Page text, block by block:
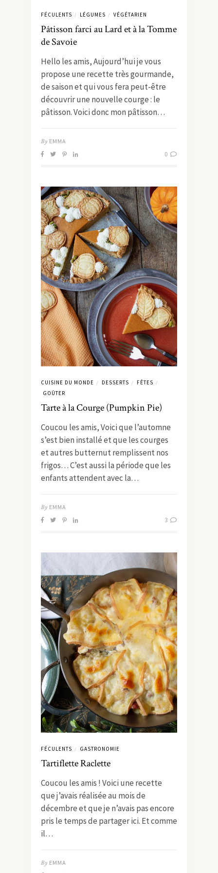
FÉCULENTS / LÉGUMES / VÉGÉTARIEN
Pâtisson farci au Lard et à la Tomme
de Savoie
Hello les amis, Aujourd’hui je vous
propose une recette très gourmande,
de saison et qui vous fera peut-être
découvrir une nouvelle courge : le
pâtisson. Voici donc mon pâtisson…
By EMMA
0
CUISINE DU MONDE / DESSERTS / FÊTES /
GOÛTER
Tarte à la Courge (Pumpkin Pie)
Coucou les amis, Voici que l’automne
s’est bien installé et que les courges
et autres butternut remplissent nos
frigos… C’est aussi la période que les
enfants attendent avec la…
By EMMA
3
FÉCULENTS / GASTRONOMIE
Tartiflette Raclette
Coucou les amis ! Voici une recette
que j’avais réalisée au mois de
décembre et que je n’avais pas encore
pris le temps de partager ici. Et comme
il…
By EMMA